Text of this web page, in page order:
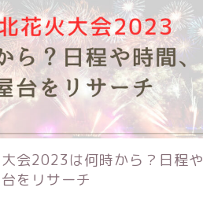
会2023は何時から？日程や
をリサーチ